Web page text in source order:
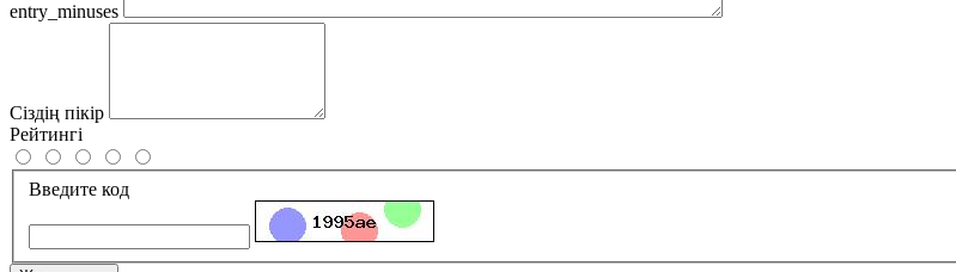
entry_minuses
Сіздің пікір
Рейтингі
Введите код